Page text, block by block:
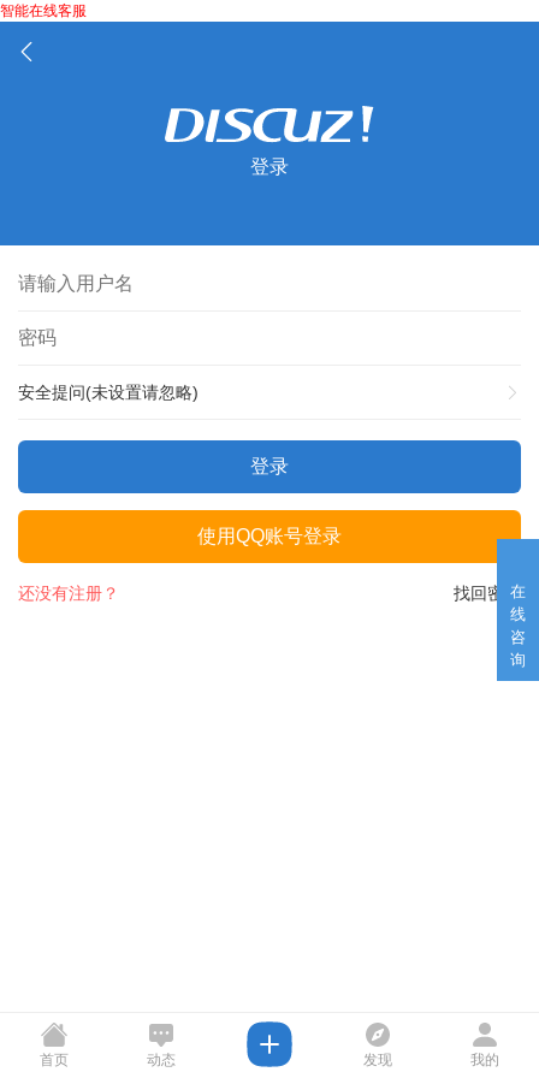
智能在线客服
在
线
咨
询
登录
安全提问(未设置请忽略)
登录
使用QQ账号登录
找回密码
还没有注册？
首页 动态 发现 我的